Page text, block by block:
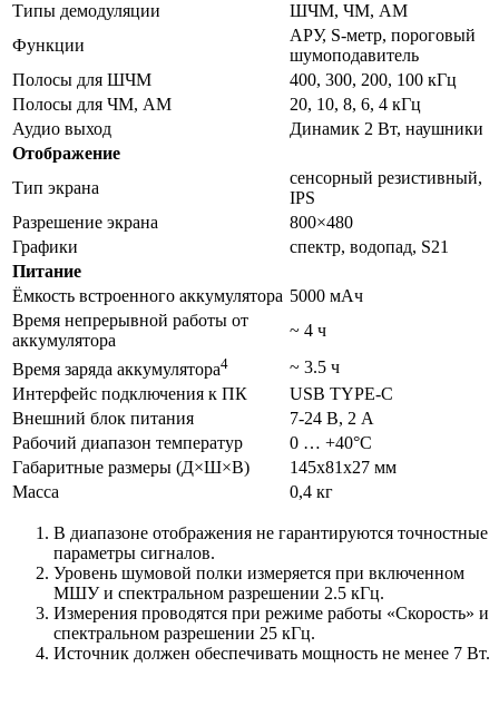
Типы демодуляции
ШЧМ, ЧМ, АМ
Функции
АРУ, S-метр, пороговый
шумоподавитель
Полосы для ШЧМ
400, 300, 200, 100 кГц
Полосы для ЧМ, АМ
20, 10, 8, 6, 4 кГц
Аудио выход
Динамик 2 Вт, наушники
Отображение
Тип экрана
сенсорный резистивный,
IPS
Разрешение экрана
800×480
Графики
спектр, водопад, S21
Питание
Ёмкость встроенного аккумулятора 5000 мАч
Время непрерывной работы от
аккумулятора
~ 4 ч
Время заряда аккумулятора4
~ 3.5 ч
Интерфейс подключения к ПК
USB TYPE-C
Внешний блок питания
7-24 В, 2 А
Рабочий диапазон температур
0 … +40°С
Габаритные размеры (Д×Ш×В)
145x81x27 мм
Масса
0,4 кг
В диапазоне отображения не гарантируются точностные
параметры сигналов.
Уровень шумовой полки измеряется при включенном
МШУ и спектральном разрешении 2.5 кГц.
Измерения проводятся при режиме работы «Скорость» и
спектральном разрешении 25 кГц.
Источник должен обеспечивать мощность не менее 7 Вт.